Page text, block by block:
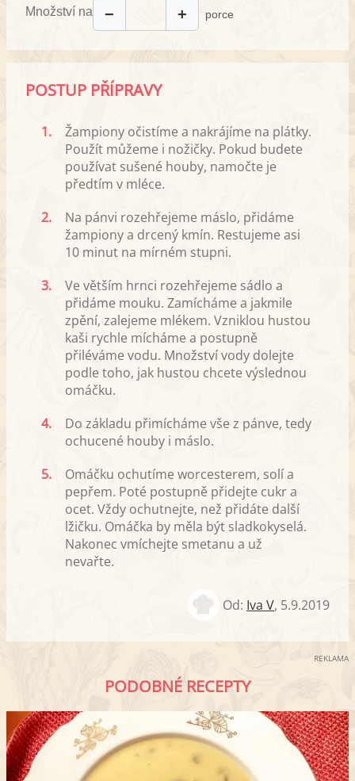
Množství na − + porce
POSTUP PŘÍPRAVY
1.
Žampiony očistíme a nakrájíme na plátky.
Použít můžeme i nožičky. Pokud budete
používat sušené houby, namočte je
předtím v mléce.
2.
Na pánvi rozehřejeme máslo, přidáme
žampiony a drcený kmín. Restujeme asi
10 minut na mírném stupni.
3.
Ve větším hrnci rozehřejeme sádlo a
přidáme mouku. Zamícháme a jakmile
zpění, zalejeme mlékem. Vzniklou hustou
kaši rychle mícháme a postupně
přiléváme vodu. Množství vody dolejte
podle toho, jak hustou chcete výslednou
omáčku.
4.
Do základu přimícháme vše z pánve, tedy
ochucené houby i máslo.
5.
Omáčku ochutíme worcesterem, solí a
pepřem. Poté postupně přidejte cukr a
ocet. Vždy ochutnejte, než přidáte další
lžičku. Omáčka by měla být sladkokyselá.
Nakonec vmíchejte smetanu a už
nevařte.
Od: Iva V, 5.9.2019
REKLAMA
PODOBNÉ RECEPTY